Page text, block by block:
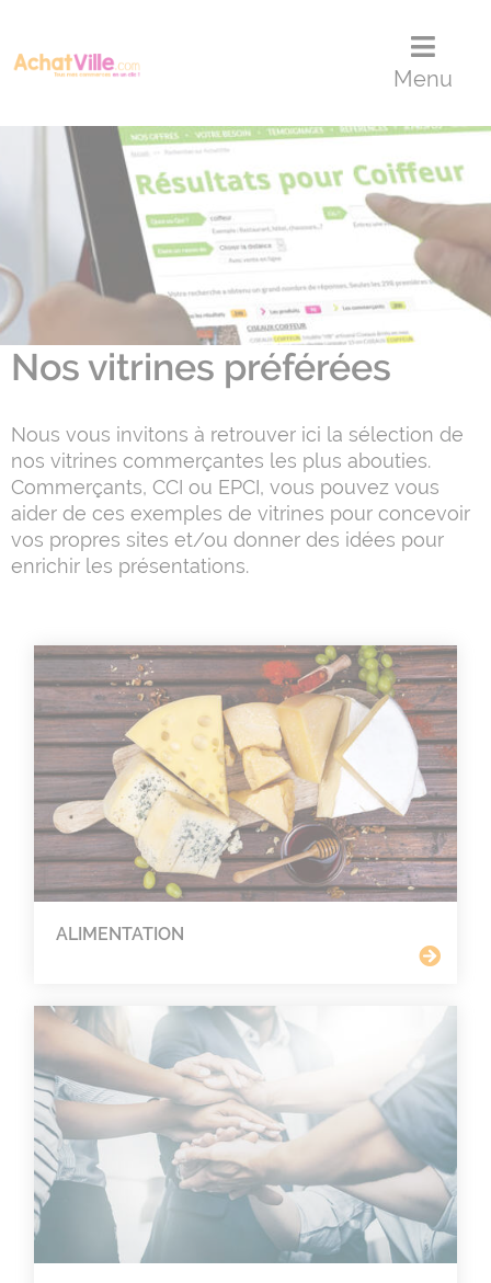
Menu
Nos vitrines préférées
Nous vous invitons à retrouver ici la sélection de
nos vitrines commerçantes les plus abouties.
Commerçants, CCI ou EPCI, vous pouvez vous
aider de ces exemples de vitrines pour concevoir
vos propres sites et/ou donner des idées pour
enrichir les présentations.
ALIMENTATION